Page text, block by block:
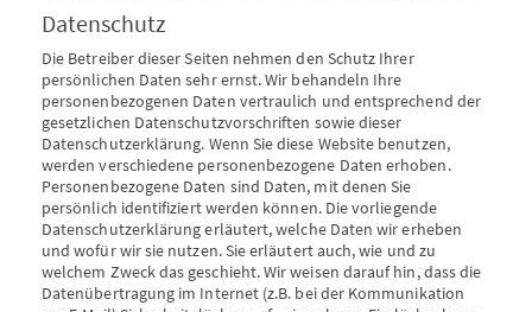
Datenschutz
Die Betreiber dieser Seiten nehmen den Schutz Ihrer
persönlichen Daten sehr ernst. Wir behandeln Ihre
personenbezogenen Daten vertraulich und entsprechend der
gesetzlichen Datenschutzvorschriften sowie dieser
Datenschutzerklärung. Wenn Sie diese Website benutzen,
werden verschiedene personenbezogene Daten erhoben.
Personenbezogene Daten sind Daten, mit denen Sie
persönlich identifiziert werden können. Die vorliegende
Datenschutzerklärung erläutert, welche Daten wir erheben
und wofür wir sie nutzen. Sie erläutert auch, wie und zu
welchem Zweck das geschieht. Wir weisen darauf hin, dass die
Datenübertragung im Internet (z.B. bei der Kommunikation